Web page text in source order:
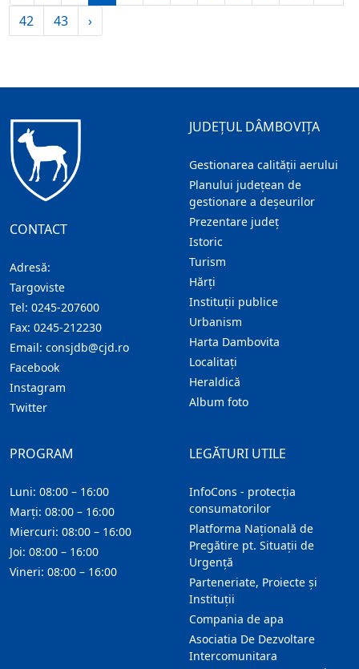
42
43 ›
CONTACT
Adresă:
Targoviste
Tel: 0245-207600
Fax: 0245-212230
Email: consjdb@cjd.ro
Facebook
Instagram
Twitter
JUDEȚUL DÂMBOVIȚA
Gestionarea calității aerului
Planului județean de
gestionare a deșeurilor
Prezentare judeţ
Istoric
Turism
Hărţi
Instituţii publice
Urbanism
Harta Dambovita
Localitaţi
Heraldică
Album foto
LEGĂTURI UTILE
InfoCons - protecția
consumatorilor
Platforma Națională de
Pregătire pt. Situații de
Urgență
Parteneriate, Proiecte și
Instituții
Compania de apa
Asociatia De Dezvoltare
Intercomunitara
PROGRAM
Luni: 08:00 – 16:00
Marți: 08:00 – 16:00
Miercuri: 08:00 – 16:00
Joi: 08:00 – 16:00
Vineri: 08:00 – 16:00